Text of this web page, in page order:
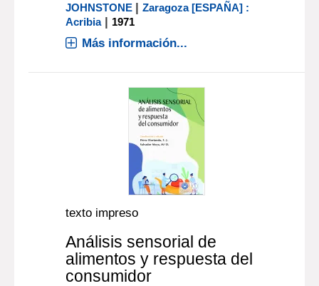
JOHNSTONE |Zaragoza [ESPAÑA] :
Acribia| 1971
Más información...
texto impreso
Análisis sensorial de
alimentos y respuesta del
consumidor